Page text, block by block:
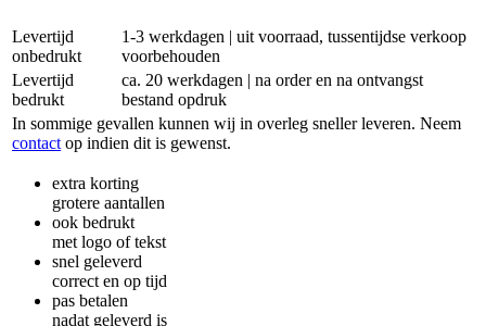
Levertijd
onbedrukt
1-3 werkdagen | uit voorraad, tussentijdse verkoop
voorbehouden
Levertijd
bedrukt
ca. 20 werkdagen | na order en na ontvangst
bestand opdruk
In sommige gevallen kunnen wij in overleg sneller leveren. Neem
contact op indien dit is gewenst.
extra korting
grotere aantallen
ook bedrukt
met logo of tekst
snel geleverd
correct en op tijd
pas betalen
nadat geleverd is